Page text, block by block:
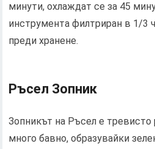
минути, охлаждат се за 45
инструмента филтриран в 1/3
преди хранене.
Ръсел Зопник
Зопникът на Ръсел е тревисто
много бавно, образувайки